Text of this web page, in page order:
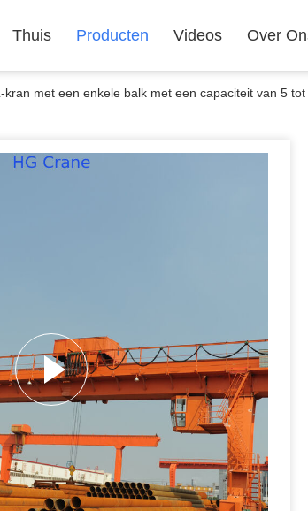
Thuis Producten Videos Over
kran met een enkele balk met een capaciteit van 5